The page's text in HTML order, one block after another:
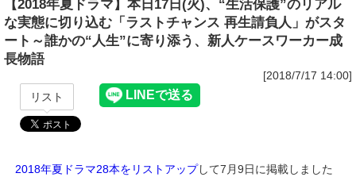
【2018年夏ドラマ】本日17日(火)、“生活保護”のリアル
な実態に切り込む「ラストチャンス 再生請負人」がスタ
ート～誰かの“人生”に寄り添う、新人ケースワーカー成
長物語
[2018/7/17 14:00]
リスト
2018年夏ドラマ28本をリストアップして7月9日に掲載しました